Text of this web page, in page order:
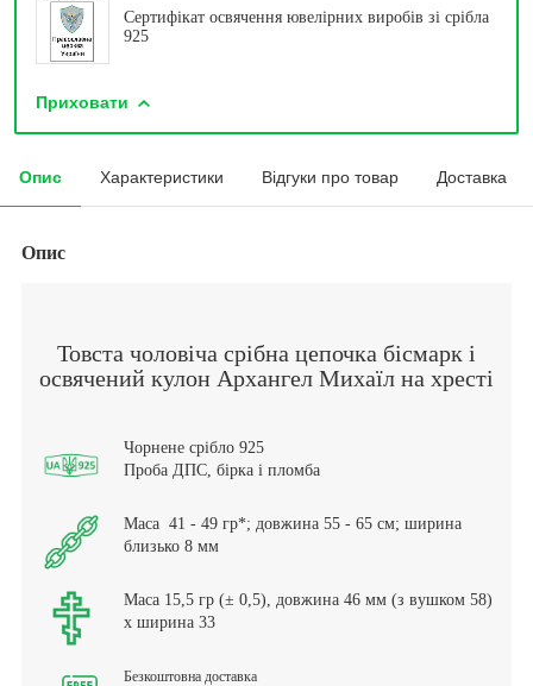
Сертифікат освячення ювелірних виробів зі срібла
925
Приховати
Опис Характеристики Відгуки про товар Доставка
Опис
Товста чоловіча срібна цепочка бісмарк і
освячений кулон Архангел Михаїл на хресті
Чорнене срібло 925
Проба ДПС, бірка і пломба
Маса 41 - 49 гр*; довжина 55 - 65 см; ширина
близько 8 мм
Маса 15,5 гр (± 0,5), довжина 46 мм (з вушком 58)
х ширина 33
Безкоштовна доставка